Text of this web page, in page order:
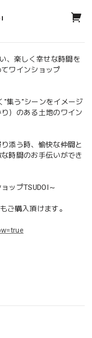
、楽しく幸せな時間を
ワインショップ
"集う"シーンをイメージ
）のある土地のワイン
添う時、愉快な仲間と
時間のお手伝いができ
ップTSUDOI～
ご購入頂けます。